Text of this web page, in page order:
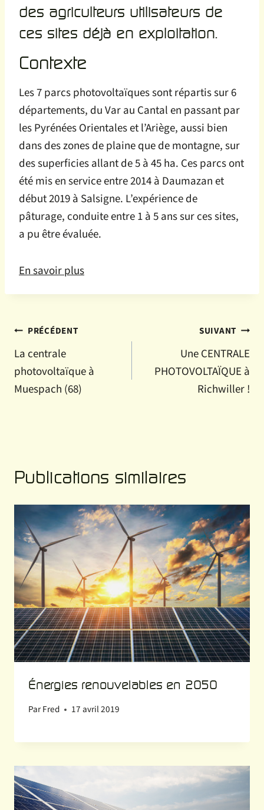
des agriculteurs utilisateurs de
ces sites déjà en exploitation.
Contexte
Les 7 parcs photovoltaïques sont répartis sur 6
départements, du Var au Cantal en passant par
les Pyrénées Orientales et l’Ariège, aussi bien
dans des zones de plaine que de montagne, sur
des superficies allant de 5 à 45 ha. Ces parcs ont
été mis en service entre 2014 à Daumazan et
début 2019 à Salsigne. L’expérience de
pâturage, conduite entre 1 à 5 ans sur ces sites,
a pu être évaluée.
En savoir plus
Navigation
de
l’article
PRÉCÉDENT
La centrale
photovoltaïque à
Muespach (68)
SUIVANT
Une CENTRALE
PHOTOVOLTAÏQUE à
Richwiller !
Publications similaires
Énergies renouvelables en 2050
Par Fred 17 avril 2019